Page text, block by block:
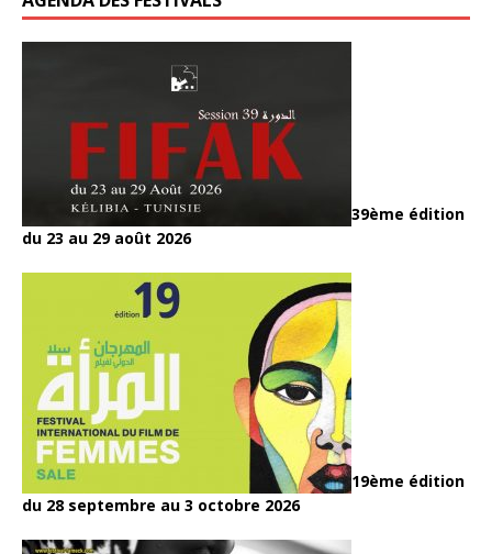
39ème édition
du 23 au 29 août 2026
19ème édition
du 28 septembre au 3 octobre 2026